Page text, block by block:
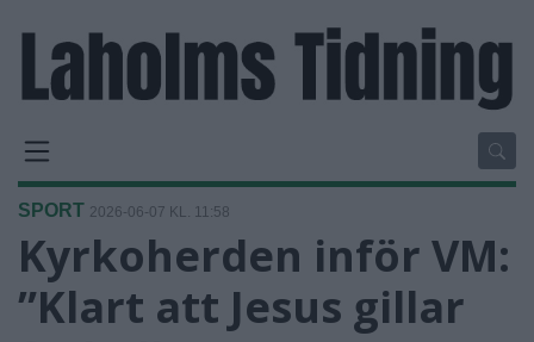
SPORT 2026-06-07 KL. 11:58
Kyrkoherden inför VM:
”Klart att Jesus gillar